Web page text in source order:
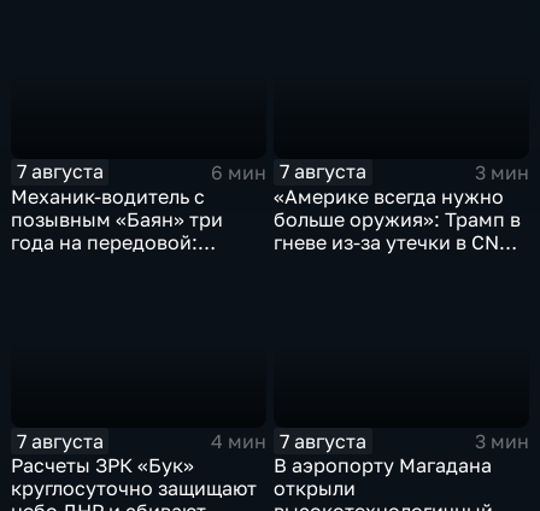
7 августа
6 мин
Механик-водитель с
позывным «Баян» три
года на передовой:
7 августа
3 мин
«Америке всегда нужно
больше оружия»: Трамп в
гневе из-за утечки в CNN
7 августа
4 мин
Расчеты ЗРК «Бук»
круглосуточно защищают
7 августа
3 мин
В аэропорту Магадана
открыли